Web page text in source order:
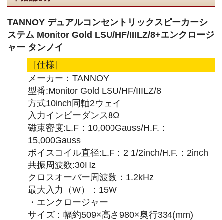
TANNOY デュアルコンセントリックスピーカーシ
ステム Monitor Gold LSU/HF/IIILZ/8+エンクロージ
ャー タンノイ
［仕様］
メーカー：TANNOY
型番:Monitor Gold LSU/HF/IIILZ/8
方式10inch同軸2ウェイ
入力インピーダンス8Ω
磁束密度:L.F：10,000Gauss/H.F.：
15,000Gauss
ボイスコイル直径:L.F：2 1/2inch/H.F.：2inch
共振周波数:30Hz
クロスオーバー周波数：1.2kHz
最大入力（W）：15W
・エンクロージャー
サイズ：幅約509×高さ980×奥行334(mm)